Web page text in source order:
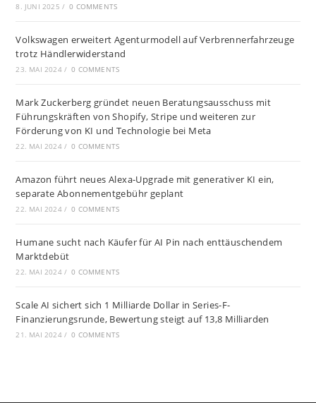
8. JUNI 2025 / 0 COMMENTS
Volkswagen erweitert Agenturmodell auf Verbrennerfahrzeuge
trotz Händlerwiderstand
23. MAI 2024 / 0 COMMENTS
Mark Zuckerberg gründet neuen Beratungsausschuss mit
Führungskräften von Shopify, Stripe und weiteren zur
Förderung von KI und Technologie bei Meta
22. MAI 2024 / 0 COMMENTS
Amazon führt neues Alexa-Upgrade mit generativer KI ein,
separate Abonnementgebühr geplant
22. MAI 2024 / 0 COMMENTS
Humane sucht nach Käufer für AI Pin nach enttäuschendem
Marktdebüt
22. MAI 2024 / 0 COMMENTS
Scale AI sichert sich 1 Milliarde Dollar in Series-F-
Finanzierungsrunde, Bewertung steigt auf 13,8 Milliarden
21. MAI 2024 / 0 COMMENTS